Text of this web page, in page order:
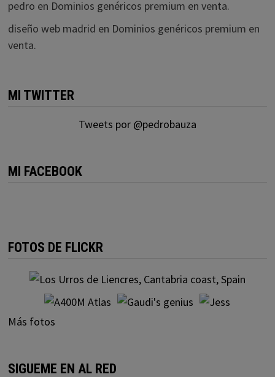
pedro en Dominios genéricos premium en venta.
diseño web madrid en Dominios genéricos premium en
venta.
MI TWITTER
Tweets por @pedrobauza
MI FACEBOOK
FOTOS DE FLICKR
Más fotos
SIGUEME EN AL RED